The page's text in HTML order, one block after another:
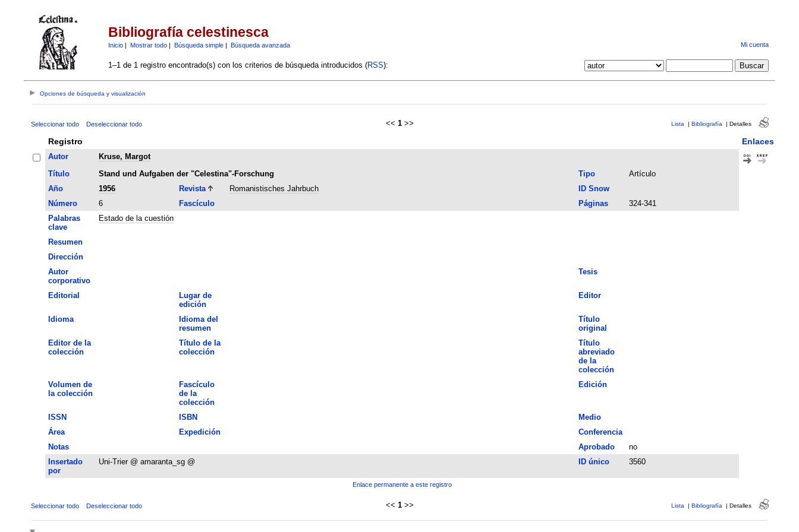
Bibliografía celestinesca
Inicio| Mostrar todo| Búsqueda simple| Búsqueda avanzada Mi cuenta
1–1 de 1 registro encontrado(s) con los criterios de búsqueda introducidos (RSS):
Opciones de búsqueda y visualización
Seleccionar todo Deseleccionar todo << 1 >> Lista | Bibliografía | Detalles
Registro Enlaces
Autor
Kruse, Margot
Título
Stand und Aufgaben der "Celestina"-Forschung Tipo
Artículo
Año
1956 Revista Romanistisches Jahrbuch
ID Snow
Número
6 Fascículo Páginas
324-341
Palabras
clave
Estado de la cuestión
Resumen
Dirección
Autor
corporativo
Tesis
Editorial
Lugar de
edición
Editor
Idioma
Idioma del
resumen
Título
original
Editor de la
colección
Título de la
colección
Título
abreviado
de la
colección
Volumen de
la colección
Fascículo
de la
colección
Edición
ISSN ISBN
Medio
Área
Expedición
Conferencia
Notas
Aprobado
no
Insertado
por
Uni-Trier @ amaranta_sg @ ID único 3560
Enlace permanente a este registro
Seleccionar todo Deseleccionar todo << 1 >> Lista | Bibliografía | Detalles